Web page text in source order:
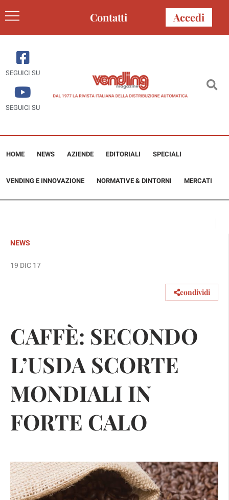
Contatti Accedi
SEGUICI SU
SEGUICI SU
HOME NEWS AZIENDE EDITORIALI SPECIALI
VENDING E INNOVAZIONE NORMATIVE & DINTORNI MERCATI
NEWS
19 DIC 17
condividi
CAFFÈ: SECONDO
L’USDA SCORTE
MONDIALI IN
FORTE CALO